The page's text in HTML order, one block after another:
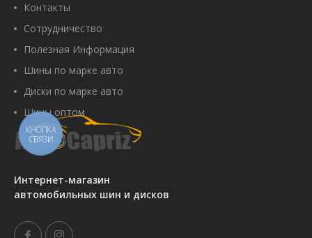
Артикул:
2 790 грн
Интернет-магазин
автомобильных шин и дисков
Контакты
Сотрудничество
Полезная Информация
Шины по марке авто
Диски по марке авто
Шины оптом
КНОПКА
СВЯЗИ